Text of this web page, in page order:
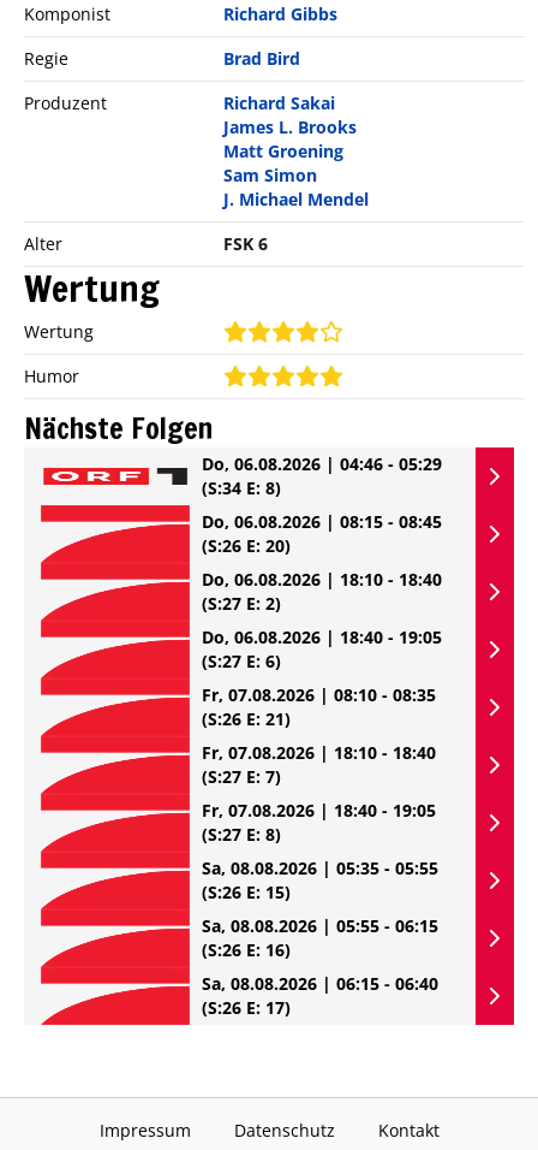
Komponist
Richard Gibbs
Regie
Brad Bird
Produzent
Richard Sakai
James L. Brooks
Matt Groening
Sam Simon
J. Michael Mendel
Alter
FSK 6
Wertung
Wertung
Humor
Nächste Folgen
Do, 06.08.2026 | 04:46 - 05:29
(S:34 E: 8)
Do, 06.08.2026 | 08:15 - 08:45
(S:26 E: 20)
Do, 06.08.2026 | 18:10 - 18:40
(S:27 E: 2)
Do, 06.08.2026 | 18:40 - 19:05
(S:27 E: 6)
Fr, 07.08.2026 | 08:10 - 08:35
(S:26 E: 21)
Fr, 07.08.2026 | 18:10 - 18:40
(S:27 E: 7)
Fr, 07.08.2026 | 18:40 - 19:05
(S:27 E: 8)
Sa, 08.08.2026 | 05:35 - 05:55
(S:26 E: 15)
Sa, 08.08.2026 | 05:55 - 06:15
(S:26 E: 16)
Sa, 08.08.2026 | 06:15 - 06:40
(S:26 E: 17)
Impressum Datenschutz Kontakt